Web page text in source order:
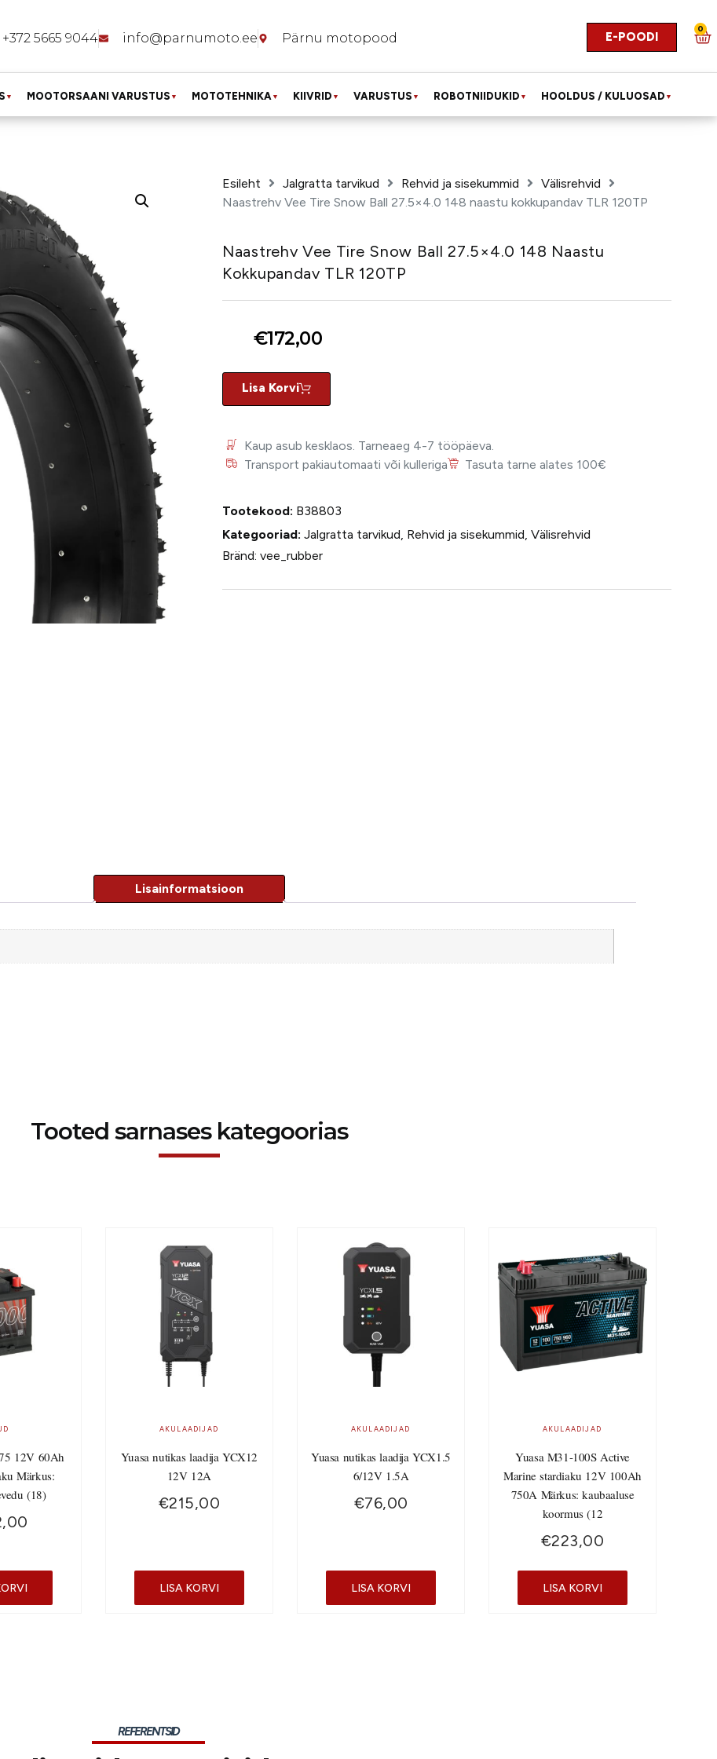
+372 5665 9044 info@parnumoto.ee Pärnu motopood E-POODI
0
▼ MOOTORSAANI VARUSTUS ▼ MOTOTEHNIKA▼ KIIVRID ▼ VARUSTUS ▼ ROBOTNIIDUKID ▼ HOOLDUS / KULUOSAD ▼
Esileht Jalgratta tarvikud Rehvid ja sisekummid
Välisrehvid
Naastrehv Vee Tire Snow Ball 27.5×4.0 148 naastu kokkupandav TLR 120TP
Naastrehv Vee Tire Snow Ball 27.5×4.0 148 Naastu
Kokkupandav TLR 120TP
€172,00
Lisa Korvi
Kaup asub kesklaos. Tarneaeg 4-7 tööpäeva.
Transport pakiautomaati või kulleriga
Tasuta tarne alates 100€
Tootekood: B38803
Kategooriad: Jalgratta tarvikud, Rehvid ja sisekummid, Välisrehvid
Bränd: vee_rubber
Tooted sarnases kategoorias
12V 60Ah
Märkus:
(18)
AKULAADIJAD
Yuasa nutikas laadija YCX12
12V 12A
€215,00
LISA KORVI
AKULAADIJAD
Yuasa nutikas laadija YCX1.5
6/12V 1.5A
€76,00
LISA KORVI
AKULAADIJAD
Yuasa M31-100S Active
Marine stardiaku 12V 100Ah
750A Märkus: kaubaaluse
koormus (12
€223,00
LISA KORVI
REFERENTSID